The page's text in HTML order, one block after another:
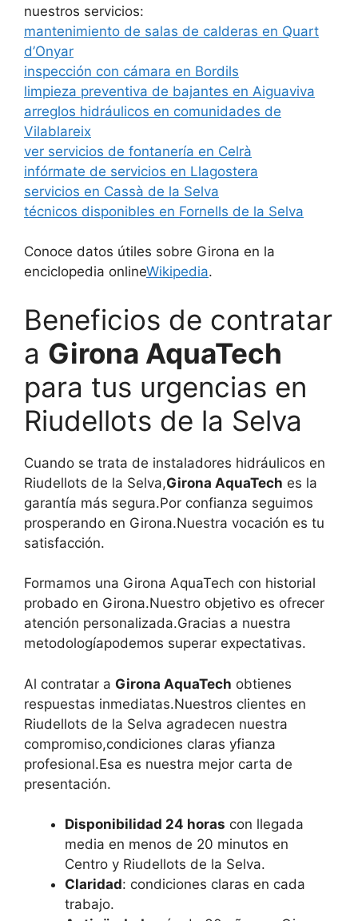
nuestros servicios:
mantenimiento de salas de calderas en Quart
d’Onyar
inspección con cámara en Bordils
limpieza preventiva de bajantes en Aiguaviva
arreglos hidráulicos en comunidades de
Vilablareix
ver servicios de fontanería en Celrà
infórmate de servicios en Llagostera
servicios en Cassà de la Selva
técnicos disponibles en Fornells de la Selva
Conoce datos útiles sobre Girona en la
enciclopedia onlineWikipedia.
Beneficios de contratar
a Girona AquaTech
para tus urgencias en
Riudellots de la Selva
Cuando se trata de instaladores hidráulicos en
Riudellots de la Selva,Girona AquaTech es la
garantía más segura.Por confianza seguimos
prosperando en Girona.Nuestra vocación es tu
satisfacción.
Formamos una Girona AquaTech con historial
probado en Girona.Nuestro objetivo es ofrecer
atención personalizada.Gracias a nuestra
metodologíapodemos superar expectativas.
Al contratar a Girona AquaTech obtienes
respuestas inmediatas.Nuestros clientes en
Riudellots de la Selva agradecen nuestra
compromiso,condiciones claras yfianza
profesional.Esa es nuestra mejor carta de
presentación.
Disponibilidad 24 horas con llegada
media en menos de 20 minutos en
Centro y Riudellots de la Selva.
Claridad: condiciones claras en cada
trabajo.